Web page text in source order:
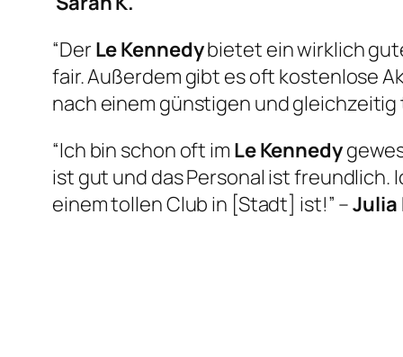
“Der Le Kennedybietet ein wirklich
fair. Außerdem gibt es oft kostenlose
nach einem günstigen und
“Ich bin schon oft im Le Kennedy
ist gut und das Personal ist freundlich.
einem tollen Club in [Stadt] ist!” –Julia